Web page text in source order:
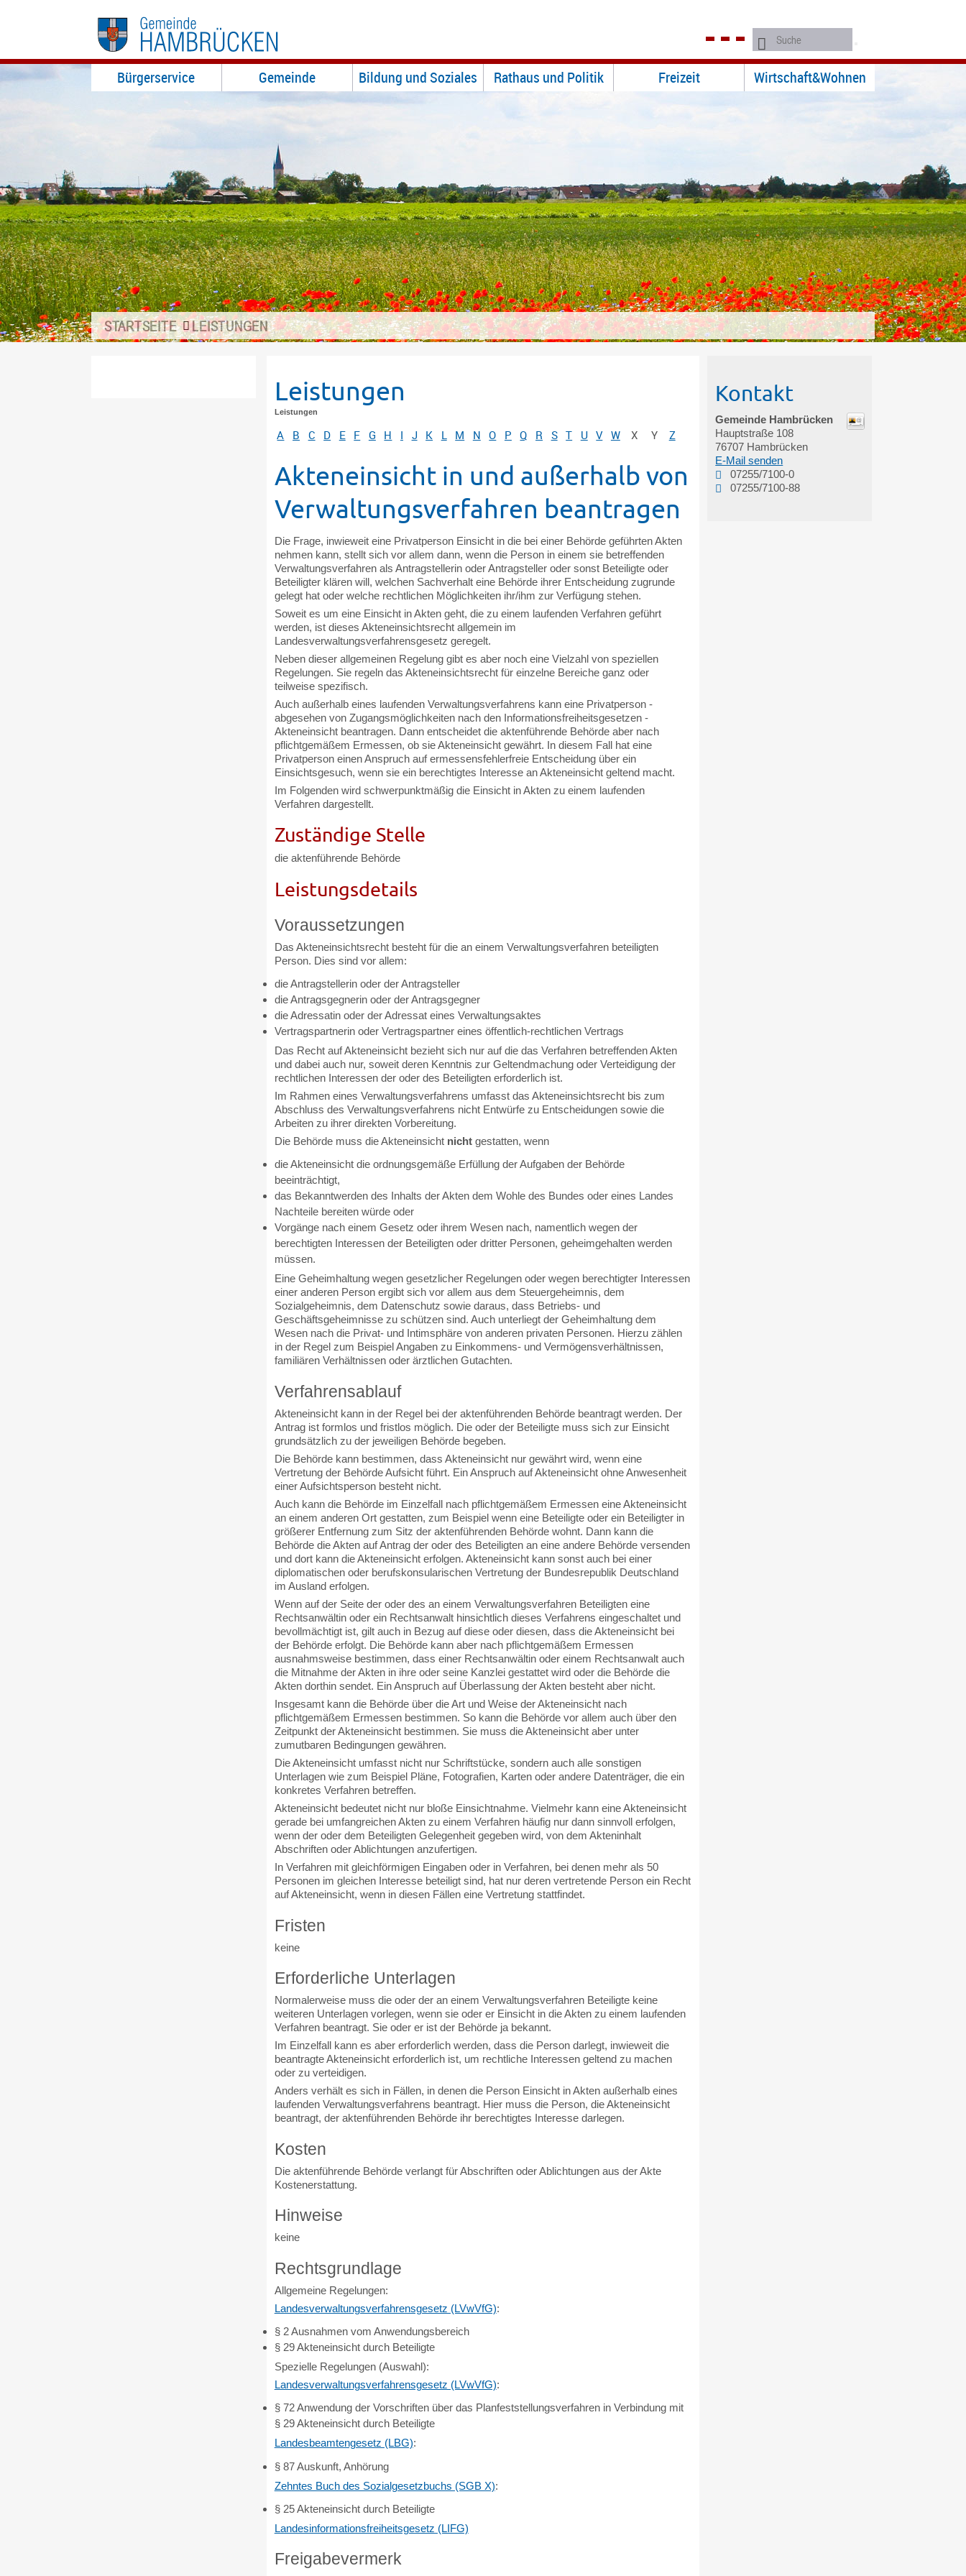
Bürgerservice Gemeinde Bildung und Soziales Rathaus und Politik Freizeit Wirtschaft&Wohnen
STARTSEITE LEISTUNGEN
Leistungen
Leistungen
A B C D E F G H I J K L M N O P Q R S T U V W X Y Z
Akteneinsicht in und außerhalb von
Verwaltungsverfahren beantragen
Die Frage, inwieweit eine Privatperson Einsicht in die bei einer Behörde geführten Akten
nehmen kann, stellt sich vor allem dann, wenn die Person in einem sie betreffenden
Verwaltungsverfahren als Antragstellerin oder Antragsteller oder sonst Beteiligte oder
Beteiligter klären will, welchen Sachverhalt eine Behörde ihrer Entscheidung zugrunde
gelegt hat oder welche rechtlichen Möglichkeiten ihr/ihm zur Verfügung stehen.
Soweit es um eine Einsicht in Akten geht, die zu einem laufenden Verfahren geführt
werden, ist dieses Akteneinsichtsrecht allgemein im
Landesverwaltungsverfahrensgesetz geregelt.
Neben dieser allgemeinen Regelung gibt es aber noch eine Vielzahl von speziellen
Regelungen. Sie regeln das Akteneinsichtsrecht für einzelne Bereiche ganz oder
teilweise spezifisch.
Auch außerhalb eines laufenden Verwaltungsverfahrens kann eine Privatperson -
abgesehen von Zugangsmöglichkeiten nach den Informationsfreiheitsgesetzen -
Akteneinsicht beantragen. Dann entscheidet die aktenführende Behörde aber nach
pflichtgemäßem Ermessen, ob sie Akteneinsicht gewährt. In diesem Fall hat eine
Privatperson einen Anspruch auf ermessensfehlerfreie Entscheidung über ein
Einsichtsgesuch, wenn sie ein berechtigtes Interesse an Akteneinsicht geltend macht.
Im Folgenden wird schwerpunktmäßig die Einsicht in Akten zu einem laufenden
Verfahren dargestellt.
Zuständige Stelle
die aktenführende Behörde
Leistungsdetails
Voraussetzungen
Das Akteneinsichtsrecht besteht für die an einem Verwaltungsverfahren beteiligten
Person. Dies sind vor allem:
die Antragstellerin oder der Antragsteller
die Antragsgegnerin oder der Antragsgegner
die Adressatin oder der Adressat eines Verwaltungsaktes
Vertragspartnerin oder Vertragspartner eines öffentlich-rechtlichen Vertrags
Das Recht auf Akteneinsicht bezieht sich nur auf die das Verfahren betreffenden Akten
und dabei auch nur, soweit deren Kenntnis zur Geltendmachung oder Verteidigung der
rechtlichen Interessen der oder des Beteiligten erforderlich ist.
Im Rahmen eines Verwaltungsverfahrens umfasst das Akteneinsichtsrecht bis zum
Abschluss des Verwaltungsverfahrens nicht Entwürfe zu Entscheidungen sowie die
Arbeiten zu ihrer direkten Vorbereitung.
Die Behörde muss die Akteneinsicht nichtgestatten, wenn
die Akteneinsicht die ordnungsgemäße Erfüllung der Aufgaben der Behörde
beeinträchtigt,
das Bekanntwerden des Inhalts der Akten dem Wohle des Bundes oder eines Landes
Nachteile bereiten würde oder
Vorgänge nach einem Gesetz oder ihrem Wesen nach, namentlich wegen der
berechtigten Interessen der Beteiligten oder dritter Personen, geheimgehalten werden
müssen.
Eine Geheimhaltung wegen gesetzlicher Regelungen oder wegen berechtigter Interessen
einer anderen Person ergibt sich vor allem aus dem Steuergeheimnis, dem
Sozialgeheimnis, dem Datenschutz sowie daraus, dass Betriebs- und
Geschäftsgeheimnisse zu schützen sind. Auch unterliegt der Geheimhaltung dem
Wesen nach die Privat- und Intimsphäre von anderen privaten Personen. Hierzu zählen
in der Regel zum Beispiel Angaben zu Einkommens- und Vermögensverhältnissen,
familiären Verhältnissen oder ärztlichen Gutachten.
Verfahrensablauf
Akteneinsicht kann in der Regel bei der aktenführenden Behörde beantragt werden. Der
Antrag ist formlos und fristlos möglich. Die oder der Beteiligte muss sich zur Einsicht
grundsätzlich zu der jeweiligen Behörde begeben.
Die Behörde kann bestimmen, dass Akteneinsicht nur gewährt wird, wenn eine
Vertretung der Behörde Aufsicht führt. Ein Anspruch auf Akteneinsicht ohne Anwesenheit
einer Aufsichtsperson besteht nicht.
Auch kann die Behörde im Einzelfall nach pflichtgemäßem Ermessen eine Akteneinsicht
an einem anderen Ort gestatten, zum Beispiel wenn eine Beteiligte oder ein Beteiligter in
größerer Entfernung zum Sitz der aktenführenden Behörde wohnt. Dann kann die
Behörde die Akten auf Antrag der oder des Beteiligten an eine andere Behörde versenden
und dort kann die Akteneinsicht erfolgen. Akteneinsicht kann sonst auch bei einer
diplomatischen oder berufskonsularischen Vertretung der Bundesrepublik Deutschland
im Ausland erfolgen.
Wenn auf der Seite der oder des an einem Verwaltungsverfahren Beteiligten eine
Rechtsanwältin oder ein Rechtsanwalt hinsichtlich dieses Verfahrens eingeschaltet und
bevollmächtigt ist, gilt auch in Bezug auf diese oder diesen, dass die Akteneinsicht bei
der Behörde erfolgt. Die Behörde kann aber nach pflichtgemäßem Ermessen
ausnahmsweise bestimmen, dass einer Rechtsanwältin oder einem Rechtsanwalt auch
die Mitnahme der Akten in ihre oder seine Kanzlei gestattet wird oder die Behörde die
Akten dorthin sendet. Ein Anspruch auf Überlassung der Akten besteht aber nicht.
Insgesamt kann die Behörde über die Art und Weise der Akteneinsicht nach
pflichtgemäßem Ermessen bestimmen. So kann die Behörde vor allem auch über den
Zeitpunkt der Akteneinsicht bestimmen. Sie muss die Akteneinsicht aber unter
zumutbaren Bedingungen gewähren.
Die Akteneinsicht umfasst nicht nur Schriftstücke, sondern auch alle sonstigen
Unterlagen wie zum Beispiel Pläne, Fotografien, Karten oder andere Datenträger, die ein
konkretes Verfahren betreffen.
Akteneinsicht bedeutet nicht nur bloße Einsichtnahme. Vielmehr kann eine Akteneinsicht
gerade bei umfangreichen Akten zu einem Verfahren häufig nur dann sinnvoll erfolgen,
wenn der oder dem Beteiligten Gelegenheit gegeben wird, von dem Akteninhalt
Abschriften oder Ablichtungen anzufertigen.
In Verfahren mit gleichförmigen Eingaben oder in Verfahren, bei denen mehr als 50
Personen im gleichen Interesse beteiligt sind, hat nur deren vertretende Person ein Recht
auf Akteneinsicht, wenn in diesen Fällen eine Vertretung stattfindet.
Fristen
keine
Erforderliche Unterlagen
Normalerweise muss die oder der an einem Verwaltungsverfahren Beteiligte keine
weiteren Unterlagen vorlegen, wenn sie oder er Einsicht in die Akten zu einem laufenden
Verfahren beantragt. Sie oder er ist der Behörde ja bekannt.
Im Einzelfall kann es aber erforderlich werden, dass die Person darlegt, inwieweit die
beantragte Akteneinsicht erforderlich ist, um rechtliche Interessen geltend zu machen
oder zu verteidigen.
Anders verhält es sich in Fällen, in denen die Person Einsicht in Akten außerhalb eines
laufenden Verwaltungsverfahrens beantragt. Hier muss die Person, die Akteneinsicht
beantragt, der aktenführenden Behördeihr berechtigtes Interesse darlegen.
Kosten
Die aktenführende Behörde verlangt für Abschriften oder Ablichtungen aus der Akte
Kostenerstattung.
Hinweise
keine
Rechtsgrundlage
Allgemeine Regelungen:
Landesverwaltungsverfahrensgesetz (LVwVfG):
§ 2Ausnahmen vom Anwendungsbereich
§ 29Akteneinsicht durch Beteiligte
Spezielle Regelungen (Auswahl):
Landesverwaltungsverfahrensgesetz (LVwVfG):
§ 72 Anwendung der Vorschriften über das Planfeststellungsverfahren in Verbindung mit
§ 29 Akteneinsicht durch Beteiligte
Landesbeamtengesetz (LBG):
§ 87Auskunft, Anhörung
Zehntes Buch des Sozialgesetzbuchs (SGB X):
§ 25Akteneinsicht durch Beteiligte
Landesinformationsfreiheitsgesetz (LIFG)
Freigabevermerk
Kontakt
Gemeinde Hambrücken
Hauptstraße 108
76707 Hambrücken
E-Mail senden
07255/7100-0
07255/7100-88